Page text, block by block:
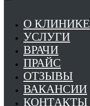
О КЛИНИКЕ
УСЛУГИ
ВРАЧИ
ПРАЙС
ОТЗЫВЫ
ВАКАНСИИ
КОНТАКТЫ